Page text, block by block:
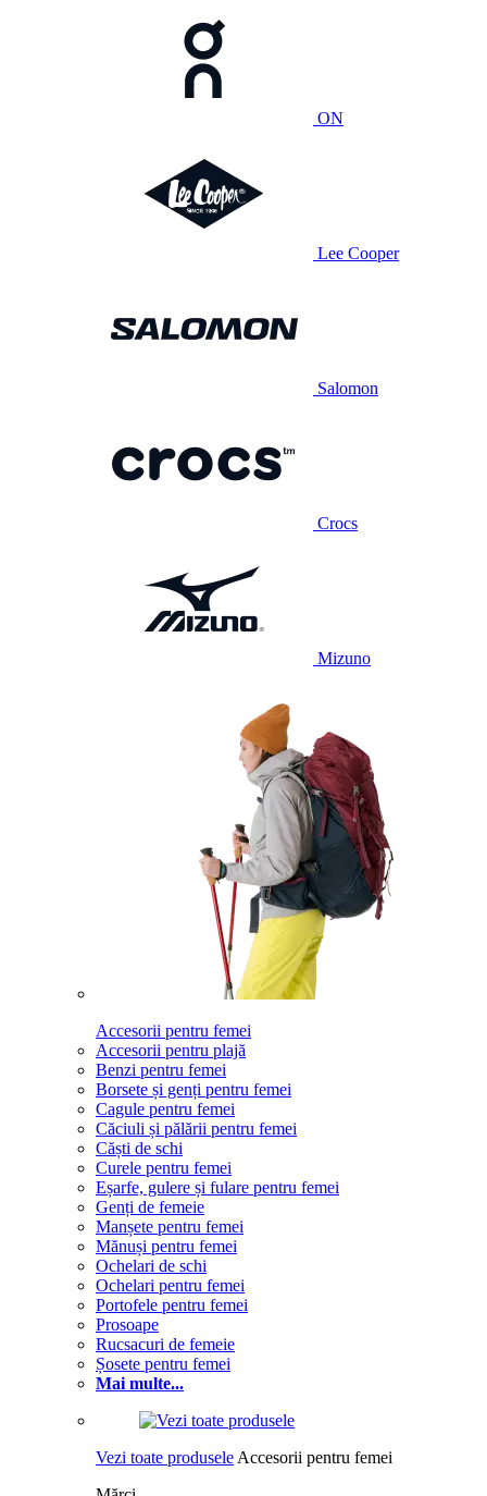
ON
Lee Cooper
Salomon
Crocs
Mizuno
Accesorii pentru femei
Accesorii pentru plajă
Benzi pentru femei
Borsete și genți pentru femei
Cagule pentru femei
Căciuli și pălării pentru femei
Căști de schi
Curele pentru femei
Eșarfe, gulere și fulare pentru femei
Genți de femeie
Manșete pentru femei
Mănuși pentru femei
Ochelari de schi
Ochelari pentru femei
Portofele pentru femei
Prosoape
Rucsacuri de femeie
Șosete pentru femei
Mai multe...
Vezi toate produsele Accesorii pentru femei